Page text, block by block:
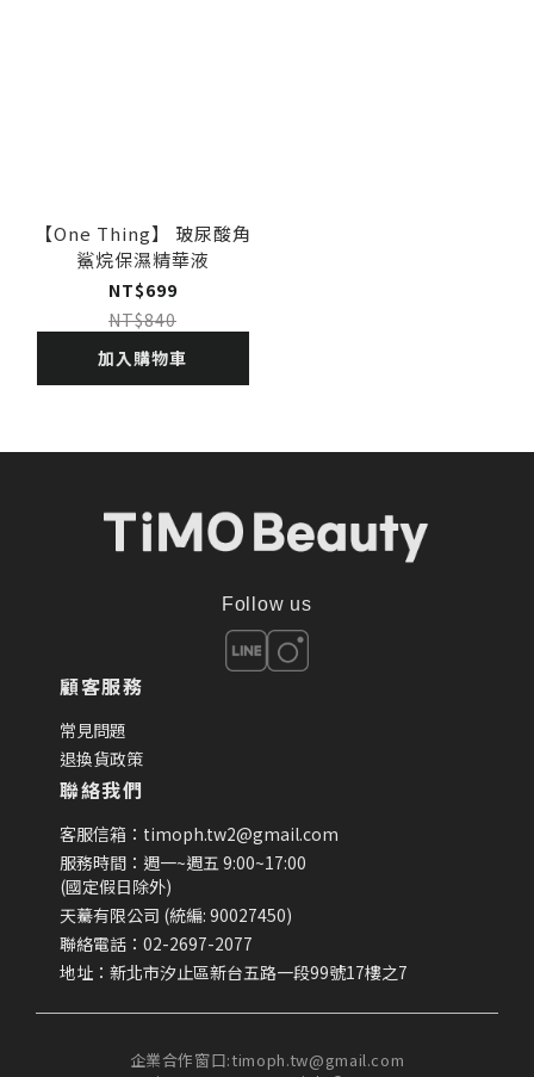
【One Thing】 玻尿酸角
鯊烷保濕精華液
NT$699
NT$840
加入購物車
Follow us
顧客服務
常見問題
退換貨政策
聯絡我們
客服信箱：timoph.tw2@gmail.com
服務時間：週一~週五 9:00~17:00
(國定假日除外)
天驀有限公司 (統編: 90027450)
聯絡電話：02-2697-2077
地址：新北市汐止區新台五路一段99號17樓之7
企業合作窗口:timoph.tw@gmail.com